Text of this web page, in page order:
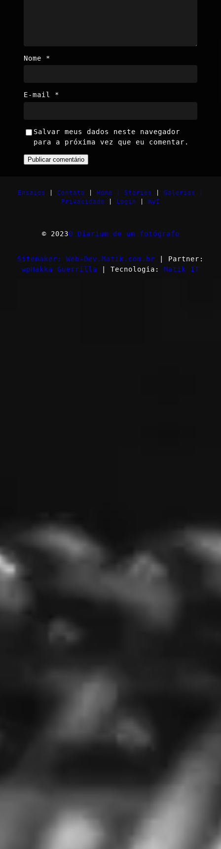
Nome *
E-mail *
Salvar meus dados neste navegador
para a próxima vez que eu comentar.
Ensaios Contato Home | Stories
Galerias |
Privacidade
Login myI
© 2023O Diarium de um fotógrafo
Sitemaker: Web-Dev.Matik.com.br | Partner:
wpHakka Guerrilla | Tecnologia: Matik IT